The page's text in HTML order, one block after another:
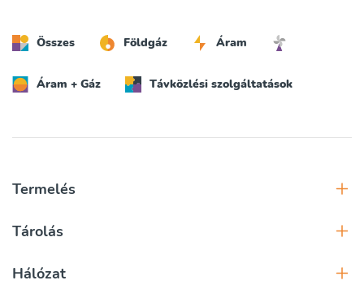
Összes Földgáz Áram
Áram + Gáz Távközlési szolgáltatások
Termelés
Tárolás
Hálózat